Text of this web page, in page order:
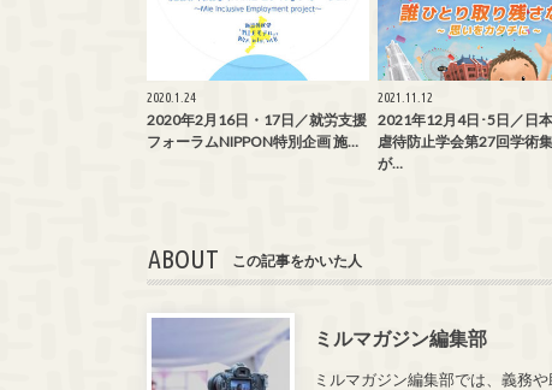
2020.1.24
2020年2月16日・17日／就労支援
フォーラムNIPPON特別企画 施…
2021.11.12
2021年12月4日･5日／日
虐待防止学会第27回学術
が…
ABOUT この記事をかいた人
ミルマガジン編集部
ミルマガジン編集部では、義務